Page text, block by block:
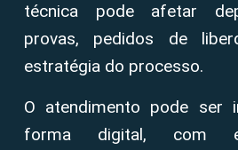
técnica pode afetar
provas, pedidos de
estratégia do processo.
O atendimento pode ser
forma digital, com